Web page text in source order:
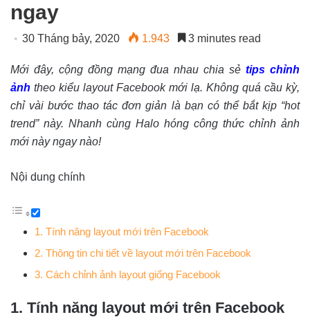
ngay
30 Tháng bảy, 2020 1.943 3 minutes read
Mới đây, cộng đồng mạng đua nhau chia sẻ tips chỉnh
ảnh theo kiểu layout Facebook mới lạ. Không quá cầu kỳ,
chỉ vài bước thao tác đơn giản là bạn có thể bắt kịp “hot
trend” này. Nhanh cùng Halo hóng công thức chỉnh ảnh
mới này ngay nào!
Nội dung chính
1. Tính năng layout mới trên Facebook
2. Thông tin chi tiết về layout mới trên Facebook
3. Cách chỉnh ảnh layout giống Facebook
1. Tính năng layout mới trên Facebook